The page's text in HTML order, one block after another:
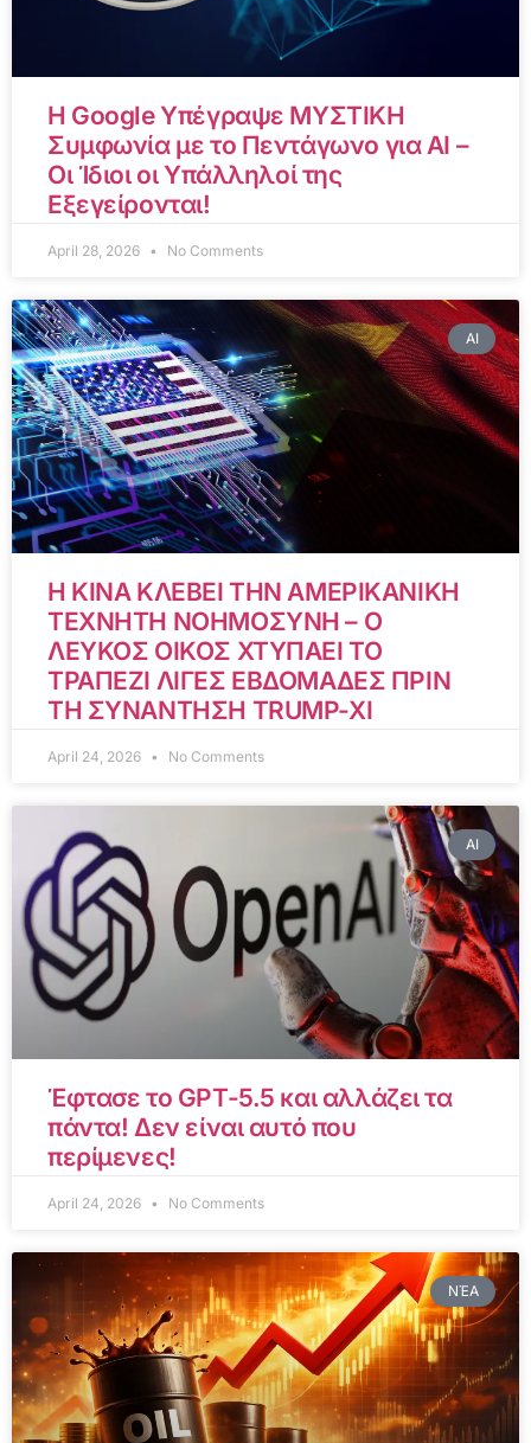
Η Google Υπέγραψε ΜΥΣΤΙΚΗ
Συμφωνία με το Πεντάγωνο για AI –
Οι Ίδιοι οι Υπάλληλοί της
Εξεγείρονται!
April 28, 2026 No Comments
AI
Η ΚΙΝΑ ΚΛΕΒΕΙ ΤΗΝ ΑΜΕΡΙΚΑΝΙΚΗ
ΤΕΧΝΗΤΗ ΝΟΗΜΟΣΥΝΗ – Ο
ΛΕΥΚΟΣ ΟΙΚΟΣ ΧΤΥΠΑΕΙ ΤΟ
ΤΡΑΠΕΖΙ ΛΙΓΕΣ ΕΒΔΟΜΑΔΕΣ ΠΡΙΝ
ΤΗ ΣΥΝΑΝΤΗΣΗ TRUMP-XI
April 24, 2026 No Comments
AI
Έφτασε το GPT-5.5 και αλλάζει τα
πάντα! Δεν είναι αυτό που
περίμενες!
April 24, 2026 No Comments
ΝΈΑ